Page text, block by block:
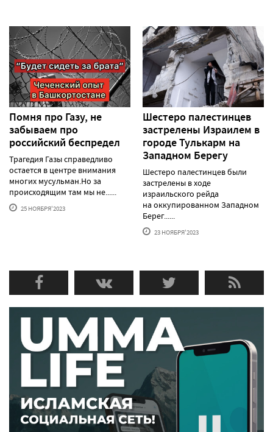
Помня про Газу, не
забываем про
российский беспредел
Трагедия Газы справедливо
остается в центре внимания
многих мусульман.Но за
происходящим там мы не......
25 НОЯБРЯ'2023
Шестеро палестинцев
застрелены Израилем в
городе Тулькарм на
Западном Берегу
Шестеро палестинцев были
застрелены в ходе
израильского рейда
на оккупированном Западном
Берег......
23 НОЯБРЯ'2023